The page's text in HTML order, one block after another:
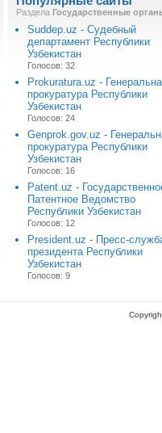
Раздела Государственные
Suddep.uz - Судебный
департамент Республики
Узбекистан
Голосов: 32
Prokuratura.uz -
прокуратура Республики
Узбекистан
Голосов: 24
Genprok.gov.uz -
прокуратура Республики
Узбекистан
Голосов: 16
Patent.uz -
Патентное Ведомство
Республики Узбекистан
Голосов: 12
President.uz - Пресс-
президента Республики
Узбекистан
Голосов: 9